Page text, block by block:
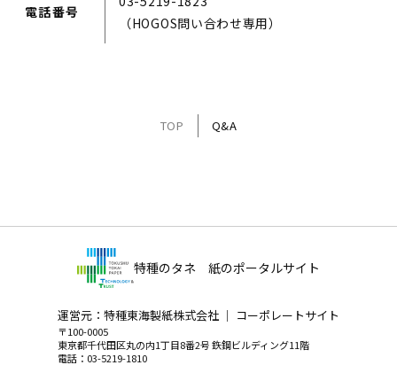
電話番号
（HOGOS問い合わせ専用）
TOP Q&A
特種のタネ 紙のポータルサイト
運営元：特種東海製紙株式会社 ｜ コーポレートサイト
〒100-0005
東京都千代田区丸の内1丁目8番2号 鉃鋼ビルディング11階
電話：03-5219-1810